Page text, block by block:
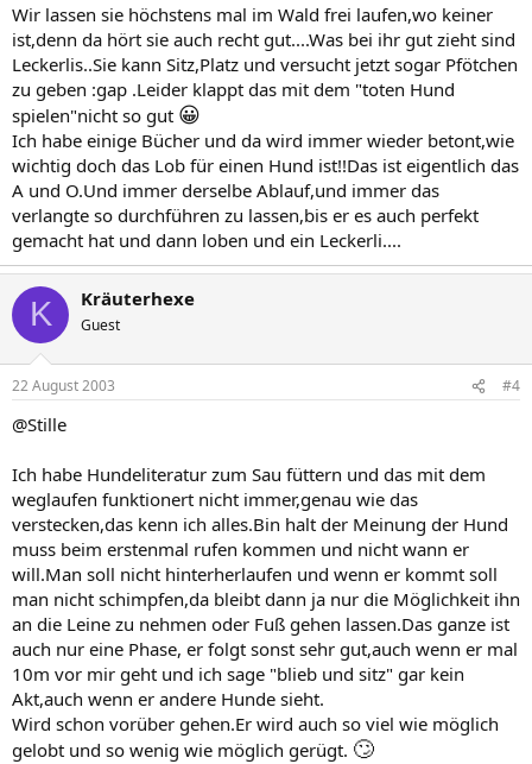
Wir lassen sie höchstens mal im Wald frei laufen,wo keiner
ist,denn da hört sie auch recht gut....Was bei ihr gut zieht sind
Leckerlis..Sie kann Sitz,Platz und versucht jetzt sogar Pfötchen
zu geben :gap .Leider klappt das mit dem "toten Hund
spielen"nicht so gut 😀
Ich habe einige Bücher und da wird immer wieder betont,wie
wichtig doch das Lob für einen Hund ist!!Das ist eigentlich das
A und O.Und immer derselbe Ablauf,und immer das
verlangte so durchführen zu lassen,bis er es auch perfekt
gemacht hat und dann loben und ein Leckerli....
K Kräuterhexe
Guest
22 August 2003 #4
@Stille
Ich habe Hundeliteratur zum Sau füttern und das mit dem
weglaufen funktionert nicht immer,genau wie das
verstecken,das kenn ich alles.Bin halt der Meinung der Hund
muss beim erstenmal rufen kommen und nicht wann er
will.Man soll nicht hinterherlaufen und wenn er kommt soll
man nicht schimpfen,da bleibt dann ja nur die Möglichkeit ihn
an die Leine zu nehmen oder Fuß gehen lassen.Das ganze ist
auch nur eine Phase, er folgt sonst sehr gut,auch wenn er mal
10m vor mir geht und ich sage "blieb und sitz" gar kein
Akt,auch wenn er andere Hunde sieht.
Wird schon vorüber gehen.Er wird auch so viel wie möglich
gelobt und so wenig wie möglich gerügt. 🙄